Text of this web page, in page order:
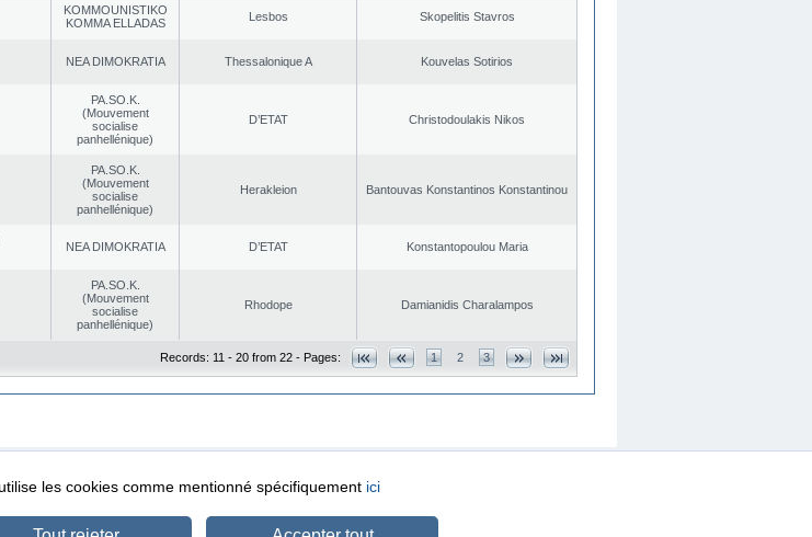
KOMMOUNISTIKO
KOMMA ELLADAS
Lesbos Skopelitis Stavros
NEA DΙMOKRATIA Thessalonique A Kouvelas Sotirios
PA.SO.K.
(Mouvement
socialise
panhellénique)
D’ETAT Christodoulakis Nikos
PA.SO.K.
(Mouvement
socialise
panhellénique)
Herakleion Bantouvas Konstantinos Konstantinou
NEA DΙMOKRATIA D’ETAT Konstantopoulou Maria
PA.SO.K.
(Mouvement
socialise
panhellénique)
Rhodope Damianidis Charalampos
Records: 11 - 20 from 22 - Pages: 1 2 3
les cookies comme mentionné spécifiquement ici